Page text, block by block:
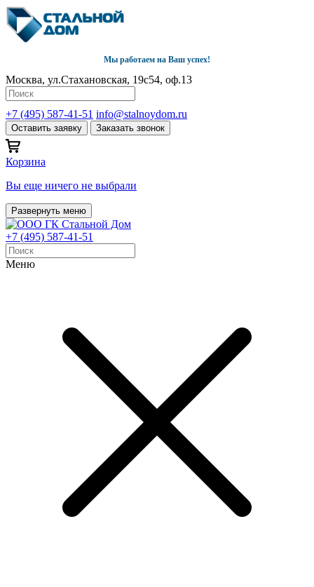
Мы работаем на Ваш успех!
Москва, ул.Стахановская, 19с54, оф.13
+7 (495) 587-41-51 info@stalnoydom.ru
Оставить заявку Заказать звонок
Корзина
Вы еще ничего не выбрали
Развернуть меню
+7 (495) 587-41-51
Меню